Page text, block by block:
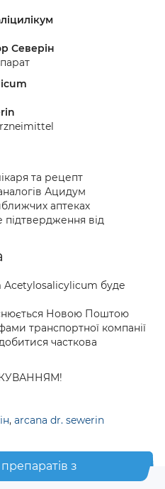
Северін
та рецепт
Ацидум
аптеках
підтвердження від
Acetylosalicylicum буде
Новою Поштою
транспортної компанії
часткова
, arcana dr. sewerin
з